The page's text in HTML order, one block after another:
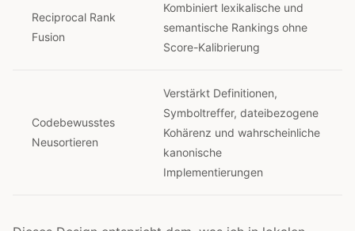
Reciprocal Rank
Fusion
Kombiniert lexikalische und
semantische Rankings ohne
Score-Kalibrierung
Codebewusstes
Neusortieren
Verstärkt Definitionen,
Symboltreffer, dateibezogene
Kohärenz und wahrscheinliche
kanonische
Implementierungen